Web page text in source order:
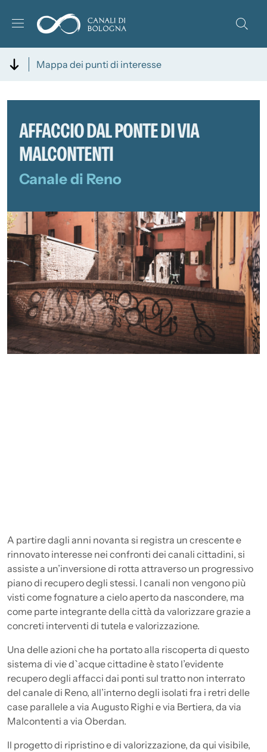
Mappa dei punti di interesse
AFFACCIO DAL PONTE DI VIA
MALCONTENTI
Canale di Reno
A partire dagli anni novanta si registra un crescente e
rinnovato interesse nei confronti dei canali cittadini, si
assiste a un’inversione di rotta attraverso un progressivo
piano di recupero degli stessi. I canali non vengono più
visti come fognature a cielo aperto da nascondere, ma
come parte integrante della città da valorizzare grazie a
concreti interventi di tutela e valorizzazione.
Una delle azioni che ha portato alla riscoperta di questo
sistema di vie d`acque cittadine è stato l’evidente
recupero degli affacci dai ponti sul tratto non interrato
del canale di Reno, all’interno degli isolati fra i retri delle
case parallele a via Augusto Righi e via Bertiera, da via
Malcontenti a via Oberdan.
Il progetto di ripristino e di valorizzazione, da qui visibile,